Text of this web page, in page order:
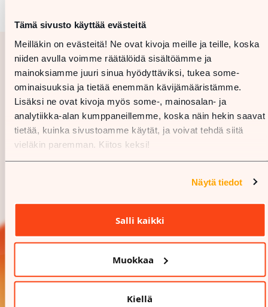
Tämä sivusto käyttää evästeitä
Meilläkin on evästeitä! Ne ovat kivoja meille ja teille, koska
niiden avulla voimme räätälöidä sisältöämme ja
mainoksiamme juuri sinua hyödyttäviksi, tukea some-
ominaisuuksia ja tietää enemmän kävijämääristämme.
Lisäksi ne ovat kivoja myös some-, mainosalan- ja
analytiikka-alan kumppaneillemme, koska näin hekin saavat
tietää, kuinka sivustoamme käytät, ja voivat tehdä siitä
vieläkin paremman. Kiitos keksi!
Näytä tiedot
Salli kaikki
Muokkaa
Kiellä